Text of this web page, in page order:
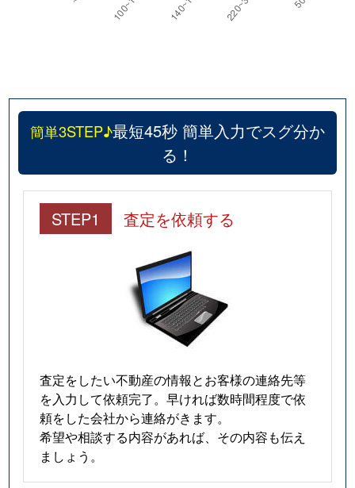
簡単3STEP♪最短45秒 簡単入力でスグ分か
る！
STEP1 査定を依頼する
査定をしたい不動産の情報とお客様の連絡先等
を入力して依頼完了。早ければ数時間程度で依
頼をした会社から連絡がきます。
希望や相談する内容があれば、その内容も伝え
ましょう。